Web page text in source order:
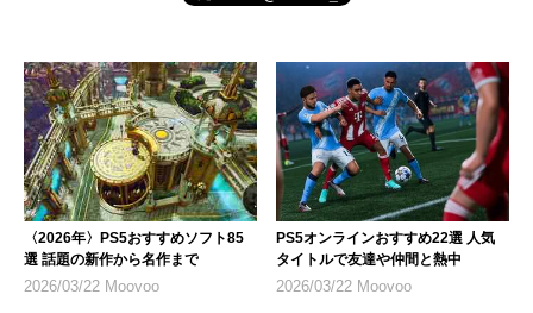
〈2026年〉PS5おすすめソフト85
選 話題の新作から名作まで
2026/03/22 Moovoo
PS5オンラインおすすめ22選 人気
タイトルで友達や仲間と熱中
2026/03/22 Moovoo